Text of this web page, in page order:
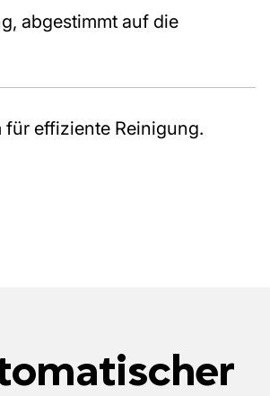
abgestimmt auf die
effiziente Reinigung.